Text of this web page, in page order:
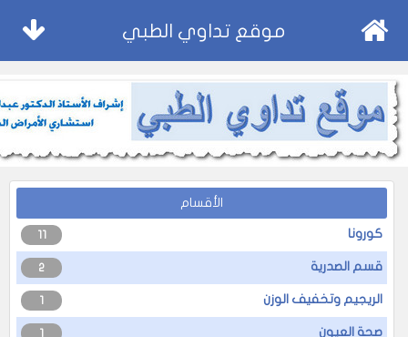
موقع تداوي الطبي
الأقسام
كورونا 11
قسم الصدرية 2
الريجيم وتخفيف الوزن 1
صحة العيون 1